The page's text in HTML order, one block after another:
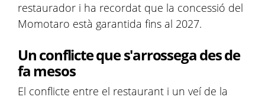
restaurador i ha recordat que la concessió del
Momotaro està garantida fins al 2027.
Un conflicte que s'arrossega des de
fa mesos
El conflicte entre el restaurant i un veí de la